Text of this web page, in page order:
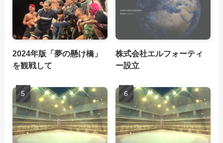
2024年版「夢の懸け橋」
を観戦して
株式会社エルフォーティ
ー設立